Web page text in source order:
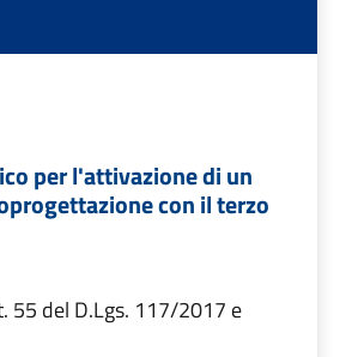
per l'attivazione di un
con il terzo
55 del D.Lgs. 117/2017 e